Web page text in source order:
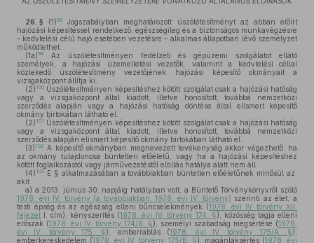
26. § (1)98
Jogszabályban meghatározott úszólétesítményt az abban előírt
hajózási képesítéssel rendelkező, egészségileg és a biztonságos munkavégzésre
– kedvtelési célú hajó esetében vezetésre – alkalmas állapotban lévő személyzet
működtethet.
(1a)99
Az úszólétesítményen fedélzeti és gépüzemi szolgálatot ellátó
személyek, a hajózási üzemeltetési vezetők, valamint a kedvtelési céllal
közlekedő úszólétesítmény vezetőjének hajózási képesítő okmányait a
vizsgaközpont állítja ki.
(2) 100 Úszólétesítményen képesítéshez kötött szolgálat csak a hajózási hatóság
vagy a vizsgaközpont által kiadott, illetve honosított, továbbá nemzetközi
szerződés alapján vagy a hajózási hatóság döntése által elismert képesítő
okmány birtokában látható el.
(2) 101 Úszólétesítményen képesítéshez kötött szolgálat csak a hajózási hatóság
vagy a vizsgaközpont által kiadott, illetve honosított, továbbá nemzetközi
szerződés alapján elismert képesítő okmány birtokában látható el.
(3) 102 A képesítő okmányban megnevezett tevékenység akkor végezhető, ha
az okmány tulajdonosa büntetlen előéletű, vagy ha a hajózási képesítéshez
kötött foglalkozástól vagy járművezetéstől eltiltás hatálya alatt nem áll.
(4) 103 E § alkalmazásában a továbbiakban büntetlen előéletűnek minősül az,
akit
a) a 2013. június 30. napjáig hatályban volt, a Büntető Törvénykönyvről szóló
1978. évi IV. törvény (a továbbiakban: 1978. évi IV. törvény) szerinti az élet, a
testi épség és az egészség elleni bűncselekmények (1978. évi IV. törvény XII.
fejezet I. cím), kényszerítés (1978. évi IV. törvény 174. §), közösség tagja elleni
erőszak (1978. évi IV. törvény 174/B. §), személyi szabadság megsértése (1978.
évi IV. törvény 175. §), emberrablás (1978. évi IV. törvény 175/A. §),
emberkereskedelem (1978. évi IV. törvény 175/B. §), magánlaksértés (1978. évi